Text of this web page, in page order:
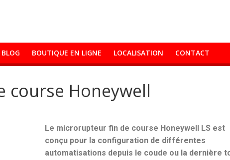
BLOG BOUTIQUE EN LIGNE LOCALISATION CONTACT
Honeywell
Le microrupteur fin de course Honeywell LS est
conçu pour la configuration de différentes
automatisations depuis le coude ou la dernière